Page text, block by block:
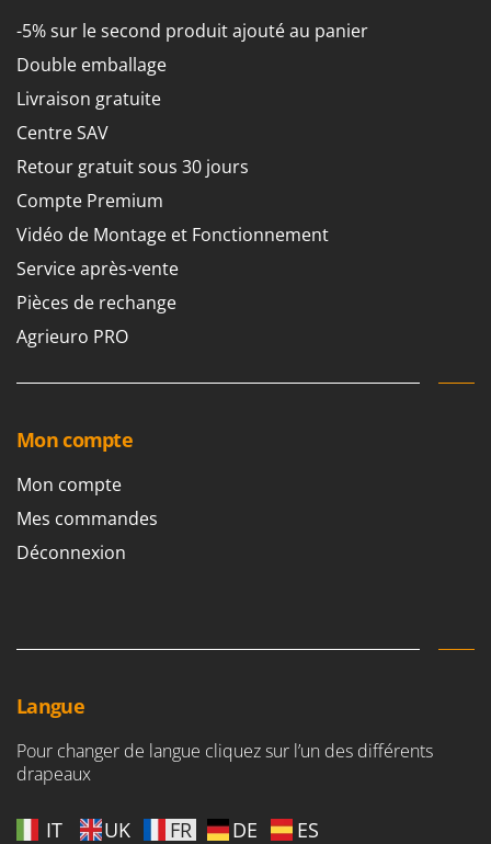
Stocker
Sunseeker
T
Tecla
TecnoGen
Tellarini Pompe
Telwin
Tenco
Tineco
Titania
Trev - Abrek - TecnoVIR
Troy-Bilt
U
Udor
V
Verdemax
Volpi
W
Waldner
Weber
-5% sur le second produit ajouté au panier
Double emballage
Livraison gratuite
Centre SAV
Retour gratuit sous 30 jours
Compte Premium
Vidéo de Montage et Fonctionnement
Service après-vente
Pièces de rechange
Agrieuro PRO
Mon compte
Mon compte
Mes commandes
Déconnexion
Langue
Pour changer de langue cliquez sur l’un des différents
drapeaux
IT UK FR DE ES